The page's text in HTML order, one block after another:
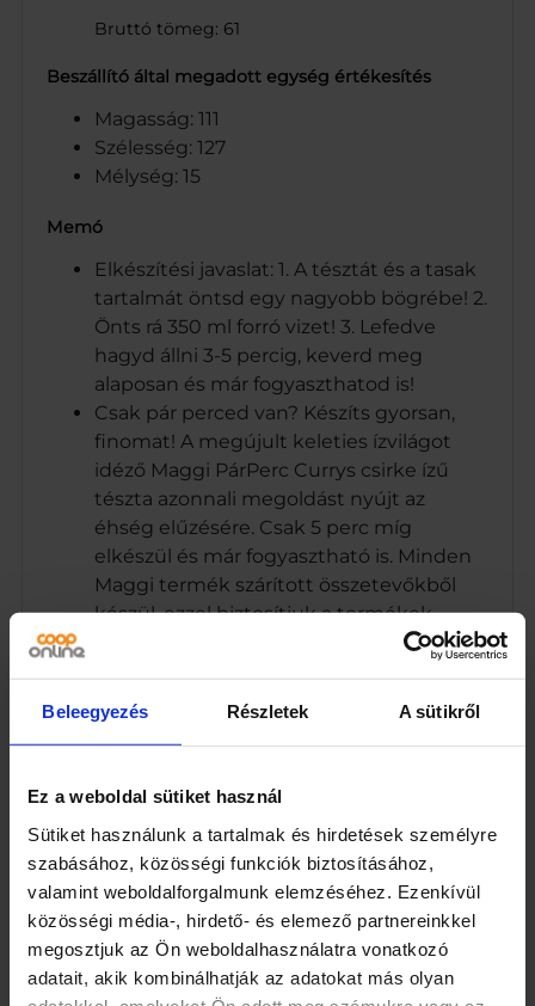
Beleegyezés Részletek A sütikről
Ez a weboldal sütiket használ
Sütiket használunk a tartalmak és hirdetések személyre
szabásához, közösségi funkciók biztosításához,
valamint weboldalforgalmunk elemzéséhez. Ezenkívül
közösségi média-, hirdető- és elemező partnereinkkel
megosztjuk az Ön weboldalhasználatra vonatkozó
adatait, akik kombinálhatják az adatokat más olyan
Bruttó tömeg: 61
Beszállító által megadott egység értékesítés
Magasság: 111
Szélesség: 127
Mélység: 15
Memó
Elkészítési javaslat: 1. A tésztát és a tasak
tartalmát öntsd egy nagyobb bögrébe! 2.
Önts rá 350 ml forró vizet! 3. Lefedve
hagyd állni 3-5 percig, keverd meg
alaposan és már fogyaszthatod is!
Csak pár perced van? Készíts gyorsan,
finomat! A megújult keleties ízvilágot
idéző Maggi PárPerc Currys csirke ízű
tészta azonnali megoldást nyújt az
éhség elűzésére. Csak 5 perc míg
elkészül és már fogyasztható is. Minden
Maggi termék szárított összetevőkből
készül, ezzel biztosítjuk a termékek
eltarthatóságát, és ennek köszönhetően
sem. Kóstold meg instant tésztánkat
más ízekben is!
felnőtt számára (8400 kJ/2000 kcal). A
Márka
Kiszerelés
59,2